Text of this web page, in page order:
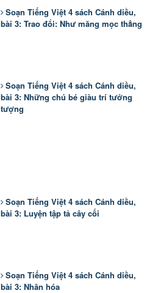
Soạn Tiếng Việt 4 sách Cánh diều,
bài 3: Trao đổi: Như măng mọc thẳng
Soạn Tiếng Việt 4 sách Cánh diều,
bài 3: Những chú bé giàu trí tưởng
tượng
Soạn Tiếng Việt 4 sách Cánh diều,
bài 3: Luyện tập tả cây cối
Soạn Tiếng Việt 4 sách Cánh diều,
bài 3: Nhân hóa